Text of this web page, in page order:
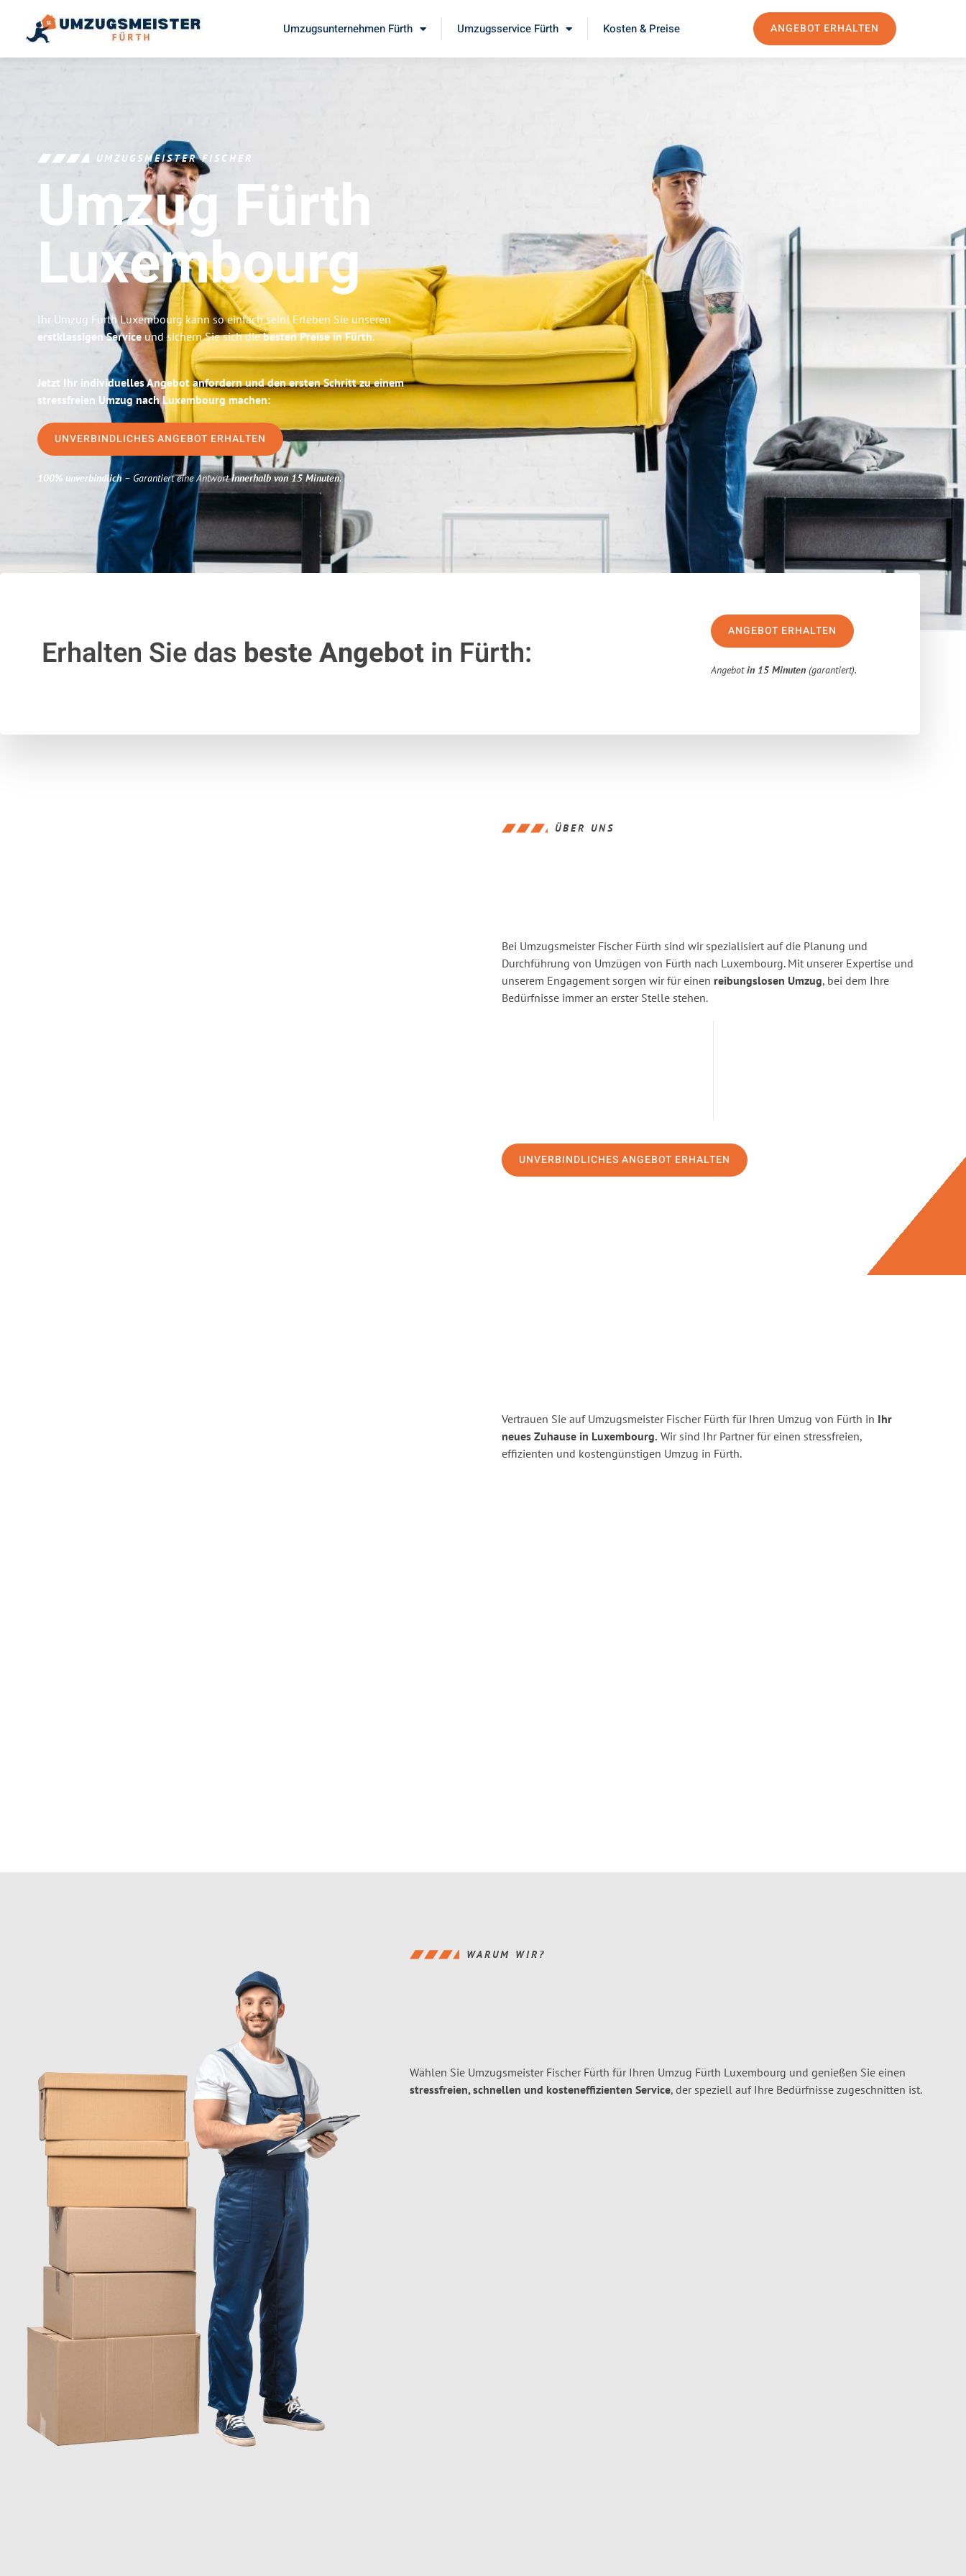
Umzugsunternehmen Fürth Umzugsservice Fürth Kosten & Preise ANGEBOT ERHALTEN
UMZUGSMEISTER FISCHER
Umzug Fürth
Luxembourg
Ihr Umzug Fürth Luxembourg kann so einfach sein! Erleben Sie unseren
erstklassigen Service und sichern Sie sich diebesten Preise in Fürth.
Jetzt Ihr individuelles Angebot anfordern und den ersten Schritt zu einem
stressfreien Umzug nach Luxembourg machen:
UNVERBINDLICHES ANGEBOT ERHALTEN
100% unverbindlich– Garantiert eine Antwortinnerhalb von 15 Minuten.
Erhalten Sie das beste Angebotin Fürth:
ANGEBOT ERHALTEN
Angebotin 15 Minuten (garantiert).
ÜBER UNS
Bei Umzugsmeister Fischer Fürth sind wir spezialisiert auf die Planung und
Durchführung von Umzügen von Fürth nach Luxembourg. Mit unserer Expertise und
unserem Engagement sorgen wir für einen reibungslosen Umzug, bei dem Ihre
Bedürfnisse immer an erster Stelle stehen.
UNVERBINDLICHES ANGEBOT ERHALTEN
Vertrauen Sie auf Umzugsmeister Fischer Fürth für Ihren Umzug von Fürth in Ihr
neues Zuhause in Luxembourg. Wir sind Ihr Partner für einen stressfreien,
effizienten und kostengünstigen Umzug in Fürth.
WARUM WIR?
Wählen Sie Umzugsmeister Fischer Fürth für Ihren Umzug Fürth Luxembourg und genießen Sie einen
stressfreien, schnellen und kosteneffizienten Service, der speziell auf Ihre Bedürfnisse zugeschnitten ist.